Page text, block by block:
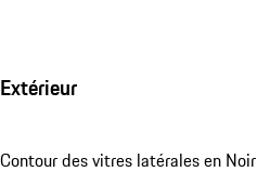
Extérieur
Contour des vitres latérales en Noir